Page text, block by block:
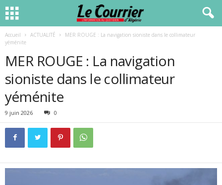
Accueil ACTUALITÉ
MER ROUGE : La navigation sioniste dans le collimateur
yéménite
MER ROUGE : La navigation
sioniste dans le collimateur
yéménite
9 juin 2026 0